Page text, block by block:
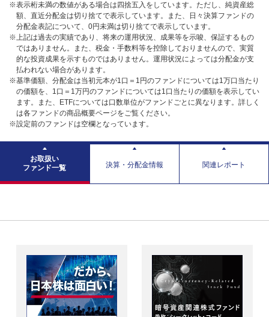
※表示桁未満の数値がある場合は四捨五入をしています。ただし、純資産総
額、直近分配金は切り捨てで表示しています。また、日々決算ファンドの
分配金表記について、0円未満は切り捨てで表示しています。
※上記は過去の実績であり、将来の運用状況、成果等を示唆、保証するもの
ではありません。また、税金・手数料等を控除しておりませんので、実質
的な投資成果を示すものではありません。運用状況によっては分配金が支
払われない場合があります。
※基準価額、分配金は当初元本が1口＝1円のファンドについては1万口当たり
の価額を、1口＝1万円のファンドについては1口当たりの価額を表示してい
ます。また、ETFについては口数単位がファンドごとに異なります。詳しく
は各ファンドの商品概要ページをご覧ください。
※設定前のファンドは空欄となっています。
お取扱い
ファンド一覧
決算・分配金情報 関連レポート